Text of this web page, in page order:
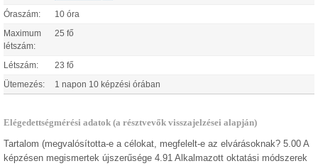
Óraszám: 10 óra
Maximum
létszám:
25 fő
Létszám: 23 fő
Ütemezés: 1 napon 10 képzési órában
Elégedettségmérési adatok (a résztvevők visszajelzései alapján)
Tartalom (megvalósította-e a célokat, megfelelt-e az elvárásoknak? 5.00 A
képzésen megismertek újszerűsége 4.91 Alkalmazott oktatási módszerek